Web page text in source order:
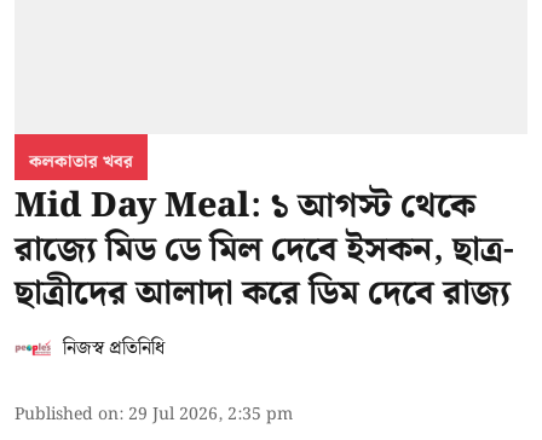
কলকাতার খবর
Mid Day Meal: ১ আগস্ট থেকে
রাজ্যে মিড ডে মিল দেবে ইসকন, ছাত্র-
ছাত্রীদের আলাদা করে ডিম দেবে রাজ্য
নিজস্ব প্রতিনিধি
Published on: 29 Jul 2026, 2:35 pm